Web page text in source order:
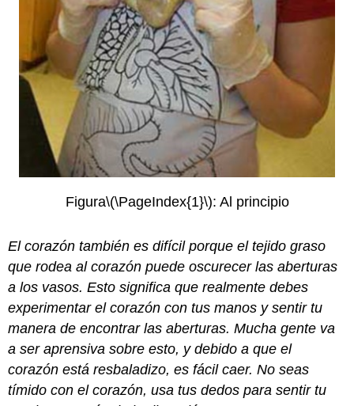
Figura\(\PageIndex{1}\): Al principio
El corazón también es difícil porque el tejido graso
que rodea al corazón puede oscurecer las aberturas
a los vasos. Esto significa que realmente debes
experimentar el corazón con tus manos y sentir tu
manera de encontrar las aberturas. Mucha gente va
a ser aprensiva sobre esto, y debido a que el
corazón está resbaladizo, es fácil caer. No seas
tímido con el corazón, usa tus dedos para sentir tu